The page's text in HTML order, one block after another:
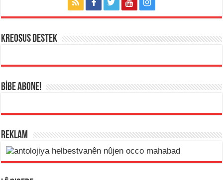
KREOSUS DESTEK
BİBE ABONE!
REKLAM